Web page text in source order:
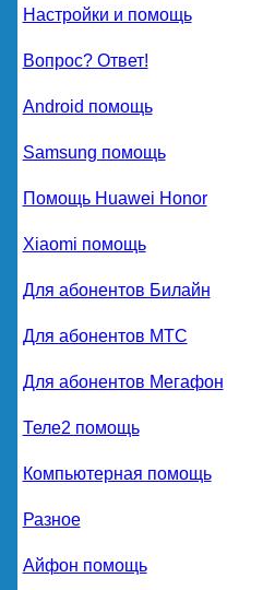
Настройки и помощь
Вопрос? Ответ!
Android помощь
Samsung помощь
Помощь Huawei Honor
Xiaomi помощь
Для абонентов Билайн
Для абонентов МТС
Для абонентов Мегафон
Теле2 помощь
Компьютерная помощь
Разное
Айфон помощь